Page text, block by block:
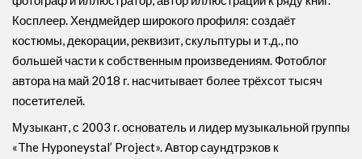
Косплеер. Хендмейдер широкого профиля: создаёт
костюмы, декорации, реквизит, скульптуры и т.д., по
большей части к собственным произведениям. Фотоблог
автора на май 2018 г. насчитывает более трёхсот тысяч
посетителей.
Музыкант, с 2003 г. основатель и лидер музыкальной группы
«The Hyponeystal’ Project». Автор саундтрэков к